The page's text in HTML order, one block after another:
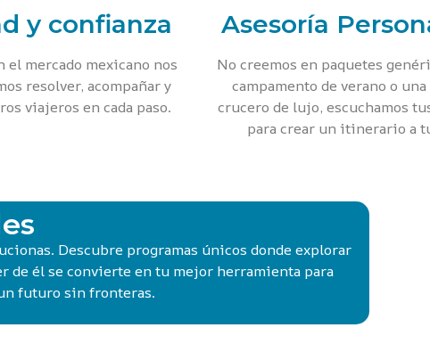
y confianza
el mercado mexicano nos
resolver, acompañar y
viajeros en cada paso.
Asesoría
No creemos en paquetes
campamento de verano o
crucero de lujo, escuchamos
para crear un itinerario a
Descubre programas únicos donde explorar
de él se convierte en tu mejor herramienta para
futuro sin fronteras.